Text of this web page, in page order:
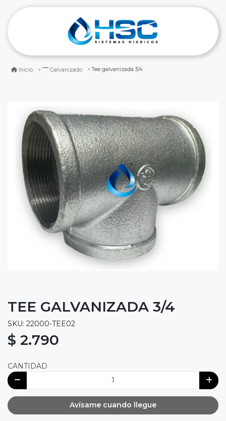
Inicio Galvanizado Tee galvanizada 3/4
TEE GALVANIZADA 3/4
SKU: 22000-TEE02
$ 2.790
CANTIDAD
Avísame cuando llegue